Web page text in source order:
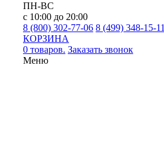
ПН-ВС
с 10:00 до 20:00
8 (800) 302-77-06 8 (499) 348-15-11
КОРЗИНА
0 товаров. Заказать звонок
Меню